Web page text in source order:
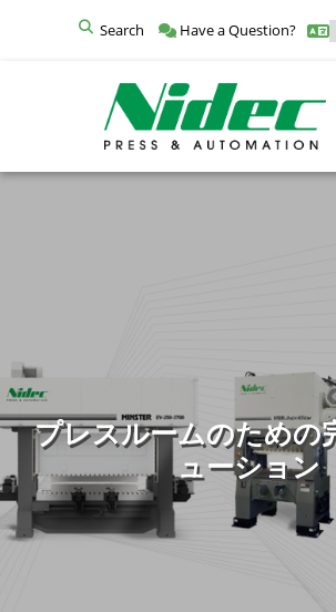
Have a Question?
Search
プレスルームのための
ューション